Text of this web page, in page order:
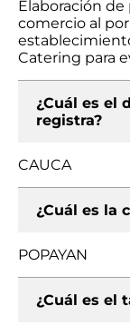
Elaboración
comercio al
Catering para
¿Cuál es el
registra?
CAUCA
¿Cuál es la
POPAYAN
¿Cuál es el